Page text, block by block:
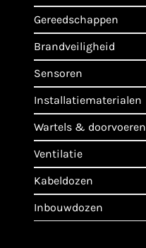
gereedschappen
brandveiligheid
sensoren
installatiematerialen
wartels & doorvoeren
ventilatie
kabeldozen
inbouwdozen